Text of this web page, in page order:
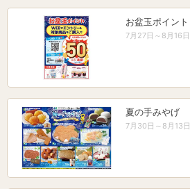
お盆玉ポイント
7月27日～8月16日
夏の手みやげ
7月30日～8月13日